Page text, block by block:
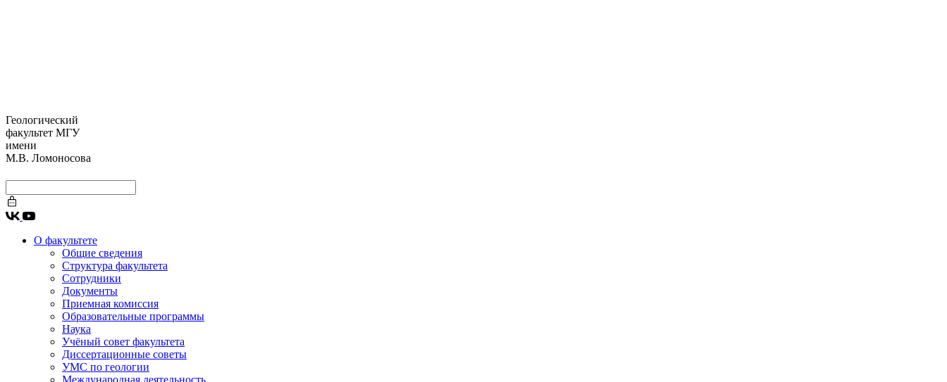
Геологический
факультет МГУ
имени
М.В. Ломоносова
О факультете
Общие сведения
Структура факультета
Сотрудники
Документы
Приемная комиссия
Образовательные программы
Наука
Учёный совет факультета
Диссертационные советы
УМС по геологии
Международная деятельность